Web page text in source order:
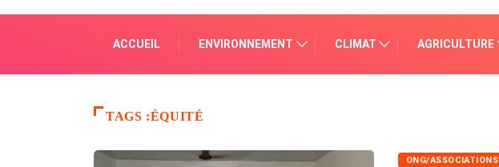
ACCUEIL ENVIRONNEMENT CLIMAT AGRICULTURE
TAGS :ÉQUITÉ
ONG/ASSOCIATIONS